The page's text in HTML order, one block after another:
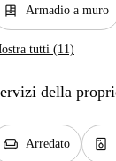
dresser Armadio a muro
tutti (11)
della
chair Arredato dishwasher_gen